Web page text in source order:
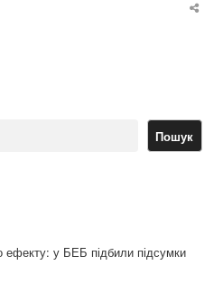
Пошук
ефекту: у БЕБ підбили підсумки